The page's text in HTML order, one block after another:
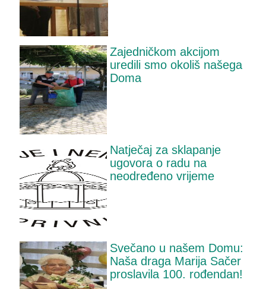
Zajedničkom akcijom
uredili smo okoliš našega
Doma
Natječaj za sklapanje
ugovora o radu na
neodređeno vrijeme
Svečano u našem Domu:
Naša draga Marija Sačer
proslavila 100. rođendan!